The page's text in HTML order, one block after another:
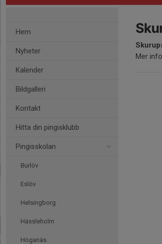
Hem
Nyheter
Kalender
Bildgalleri
Kontakt
Hitta din pingisklubb
Pingisskolan
Burlöv
Eslöv
Helsingborg
Hässleholm
Höganäs
Mer